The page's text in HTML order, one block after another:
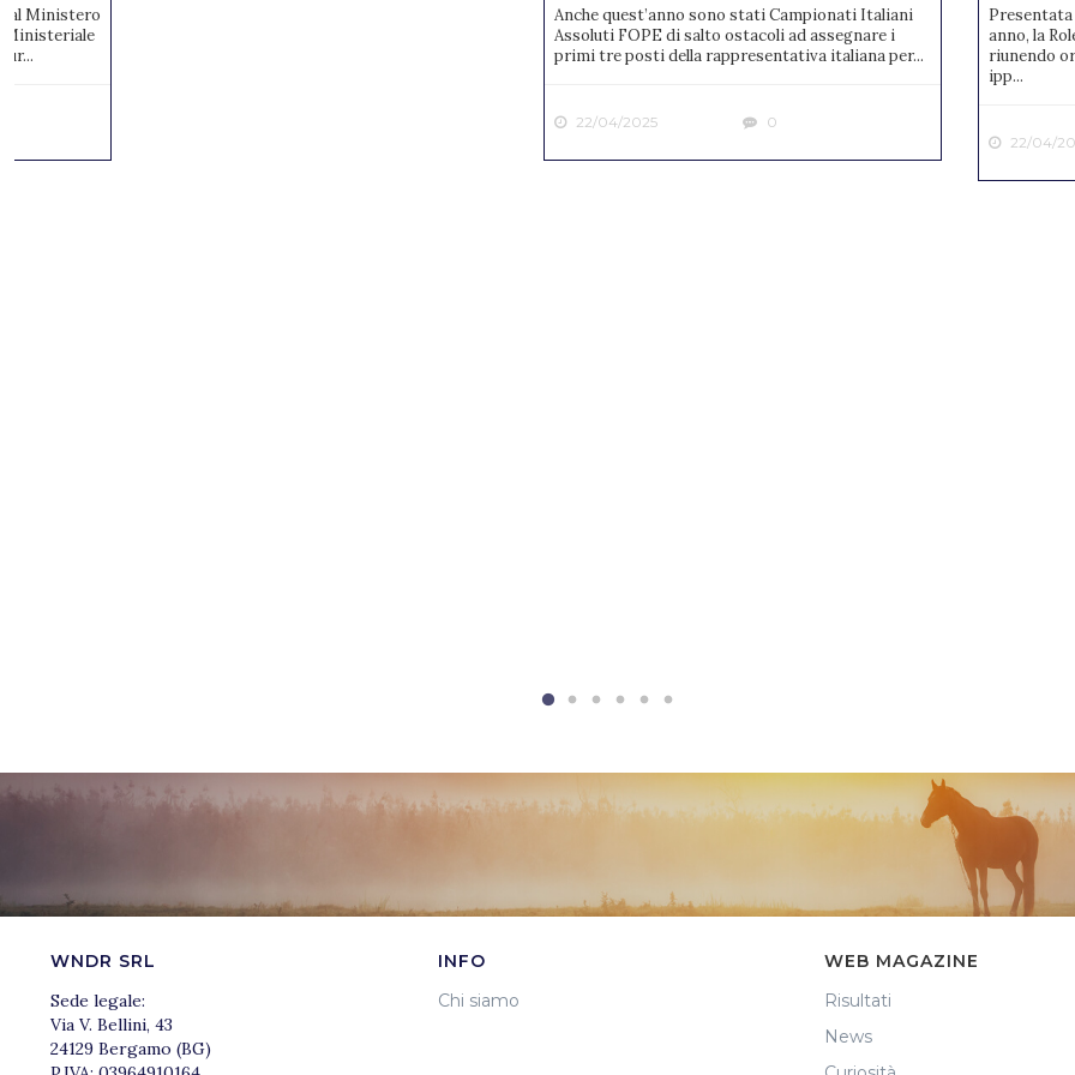
al Ministero
Ministeriale
Anche quest’anno sono stati Campionati Italiani
Assoluti FOPE di salto ostacoli ad assegnare i
primi tre posti della rappresentativa italiana per...
22/04/2025 0
Presentata
anno, la
riunendo
ipp...
22/04/
WNDR SRL
Sede legale:
Via V. Bellini, 43
24129 Bergamo (BG)
INFO
Chi siamo
WEB MAGAZINE
Risultati
News